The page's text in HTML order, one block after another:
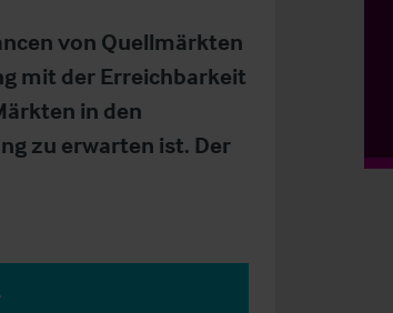
von Quellmärkten
mit der Erreichbarkeit
in den
zu erwarten ist. Der